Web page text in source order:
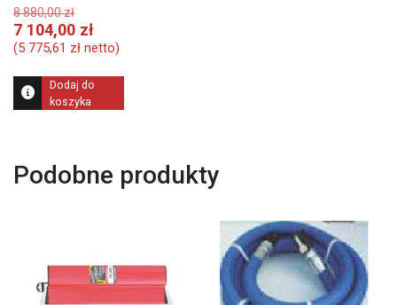
8 880,00złPierwotna
cena
wynosiła:
880,00 zł.
7 104,00 zł
7
(5 775,61 zł netto)
Dodaj do
koszyka
Podobne produkty